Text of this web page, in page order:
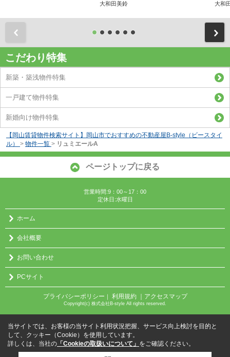
大和田美鈴 大和
こだわり特集
新築・築浅物件特集
一戸建て物件特集
新婚向け物件特集
【岡山賃貸物件検索サイト】岡山市でおすすめの不動産屋B-style（ビースタイ
ル）
> 物件一覧 > リュミエールA
ページトップに戻る
営業時間:9：00～17：00
定休日:水曜日
ホーム
会社概要
お問い合わせ
PCサイト
プライバシーポリシー 利用規約 ｜アクセスマップ
Copyright(c) 株式会社B-style All rights reserved.
当サイトでは、お客様の当サイト利用状況把握、サービス向上検討を目的と
して、クッキー（Cookie）を使用しています。
詳しくは、当社の 「Cookieの取扱いについて」 をご確認ください。